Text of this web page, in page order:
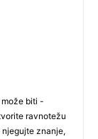
biti -
ravnotežu
znanje,